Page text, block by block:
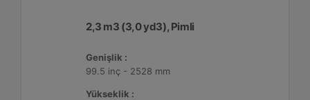
2,3 m3 (3,0 yd3), Pimli
Genişlik :
99.5 inç - 2528 mm
Yükseklik :